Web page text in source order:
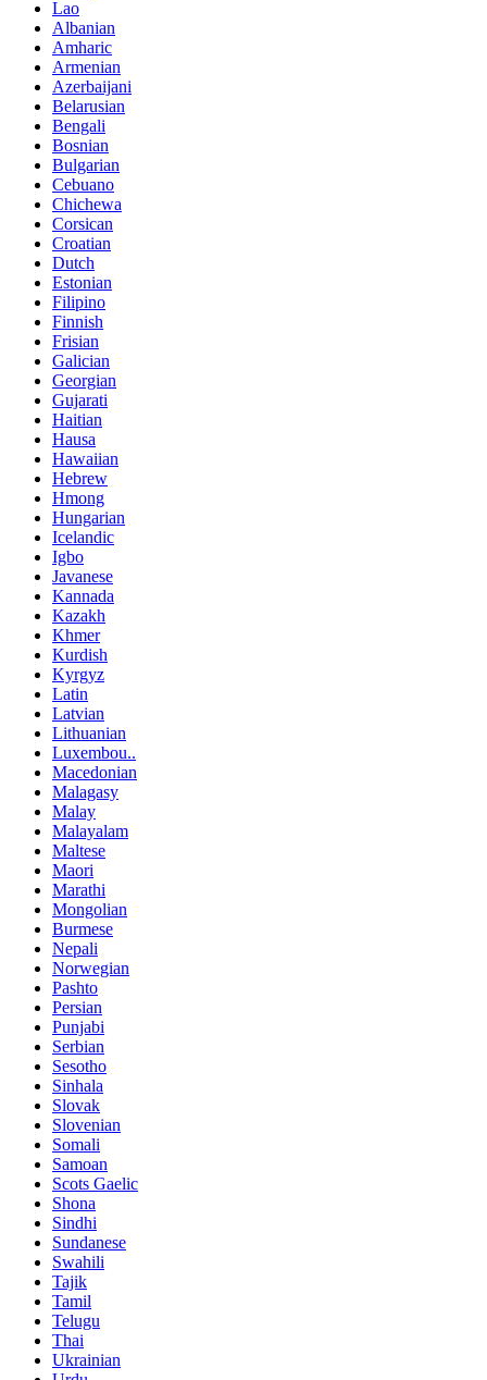
Lao
Albanian
Amharic
Armenian
Azerbaijani
Belarusian
Bengali
Bosnian
Bulgarian
Cebuano
Chichewa
Corsican
Croatian
Dutch
Estonian
Filipino
Finnish
Frisian
Galician
Georgian
Gujarati
Haitian
Hausa
Hawaiian
Hebrew
Hmong
Hungarian
Icelandic
Igbo
Javanese
Kannada
Kazakh
Khmer
Kurdish
Kyrgyz
Latin
Latvian
Lithuanian
Luxembou..
Macedonian
Malagasy
Malay
Malayalam
Maltese
Maori
Marathi
Mongolian
Burmese
Nepali
Norwegian
Pashto
Persian
Punjabi
Serbian
Sesotho
Sinhala
Slovak
Slovenian
Somali
Samoan
Scots Gaelic
Shona
Sindhi
Sundanese
Swahili
Tajik
Tamil
Telugu
Thai
Ukrainian